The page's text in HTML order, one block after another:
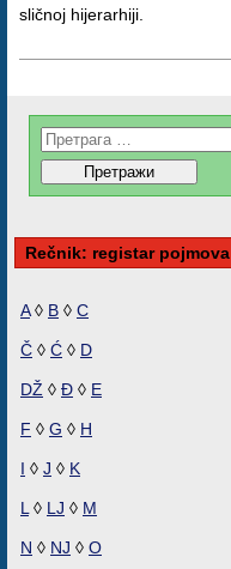
sličnoj hijerarhiji.
Rečnik: registar pojmova
A◊ B ◊ C
Č ◊ Ć ◊ D
DŽ ◊ Đ ◊ E
F ◊ G ◊ H
I ◊ J ◊ K
L ◊ LJ ◊ M
N ◊ NJ ◊ O